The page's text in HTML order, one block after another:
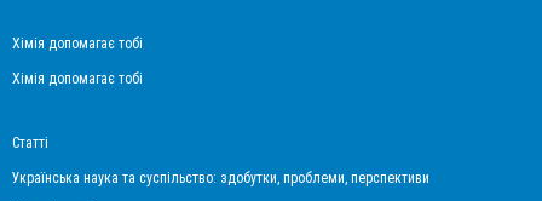
Хімія допомагає тобі
Хімія допомагає тобі
Статті
Українська наука та суспільство: здобутки, проблеми, перспективи